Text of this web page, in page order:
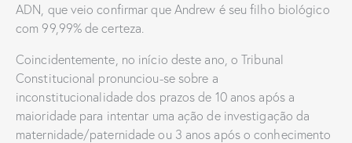
ADN, que veio confirmar que Andrew é seu filho biológico
com 99,99% de certeza.
Coincidentemente, no início deste ano, o Tribunal
Constitucional pronunciou-se sobre a
inconstitucionalidade dos prazos de 10 anos após a
maioridade para intentar uma ação de investigação da
maternidade/paternidade ou 3 anos após o conhecimento